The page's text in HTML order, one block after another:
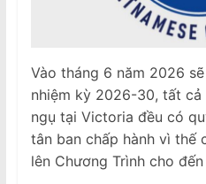
Vào tháng 6 năm 2026
nhiệm kỳ 2026-30, tất
ngụ tại Victoria đều có
tân ban chấp hành vì thế
lên Chương Trình cho